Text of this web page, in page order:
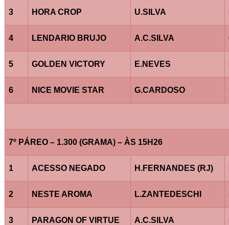
3 HORA CROP U.SILVA
4 LENDARIO BRUJO A.C.SILVA
5 GOLDEN VICTORY E.NEVES
6 NICE MOVIE STAR G.CARDOSO
7º PÁREO – 1.300 (GRAMA) – ÀS 15H26
1 ACESSO NEGADO H.FERNANDES (RJ)
2 NESTE AROMA L.ZANTEDESCHI
3 PARAGON OF VIRTUE A.C.SILVA